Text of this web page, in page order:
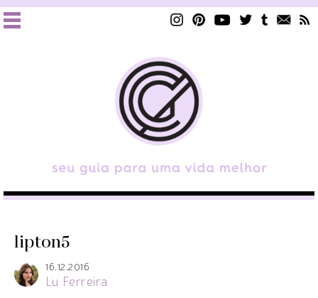
lipton5
16.12.2016
Lu Ferreira